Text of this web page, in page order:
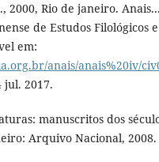
2000, Rio de janeiro.
de Estudos Filológicos
em:
anais/anais%20iv/
jul. 2017.
manuscritos dos
Arquivo Nacional, 2008.